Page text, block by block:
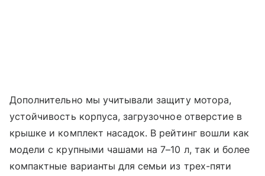
Дополнительно мы учитывали защиту мотора,
устойчивость корпуса, загрузочное отверстие в
крышке и комплект насадок. В рейтинг вошли как
модели с крупными чашами на 7–10 л, так и более
компактные варианты для семьи из трех-пяти